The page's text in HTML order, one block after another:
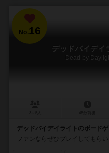
No. 16
デッドバイデイ
Dead by
デッドバイデイライトのボードゲ
ファンならぜひプレイしてもらい